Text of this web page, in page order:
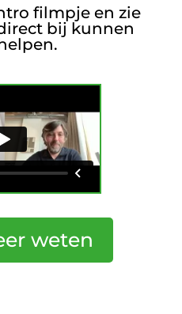
filmpje en zie
bij kunnen
weten